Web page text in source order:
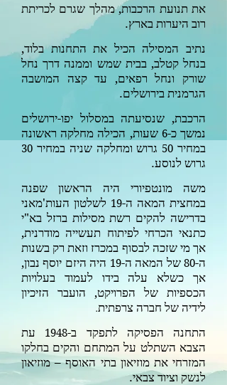
את תנועת הרכבות, מהלך שגרם לכריתת
רוב היערות בארץ.
נתיב המסילה הכיל את התחנות בלוד,
בנחל קטלב, בבית שמש וממנה דרך נחל
שורק ונחל רפאים, עד קצה המושבה
הגרמנית בירושלים.
הרכבת, שנסיעתה במסלול יפו-ירושלים
נמשך כ-6 שעות, הכילה מחלקה ראשונה
במחיר 50גרוש ומחלקה שניה במחיר 30
גרוש לנוסע.
משה מונטפיורי היה הראשון שפנה
במחצית המאה ה-19 לשלטון העות'מאני
בדרישה להקים רשת מסילות ברזל בא"י
כתנאי הכרחי לפיתוח תעשייה מודרנית,
אך מי שזכה לבסוף במכרז וזאת רק בשנות
ה-80של המאה ה-19 היה היזם יוסף נבון,
אך כשלא עלה בידו לעמוד בעלויות
הכספיות של הפרויקט, הועבר הזיכיון
לידיה של חברה צרפתית.
התחנה הפסיקה לתפקד ב-1948
עת
הצבא השתלט על המתחם והקים בחלקו
המזרחי את מוזיאון בתי האוסף – מוזיאון
לנשק וציוד צבאי.